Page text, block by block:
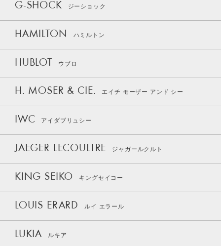
G-SHOCK ジーショック
HAMILTON ハミルトン
HUBLOT ウブロ
H. MOSER & CIE. エイチ モーザー アンド シー
IWC アイダブリュシー
JAEGER LECOULTRE ジャガールクルト
KING SEIKO キングセイコー
LOUIS ERARD ルイ エラール
LUKIA ルキア